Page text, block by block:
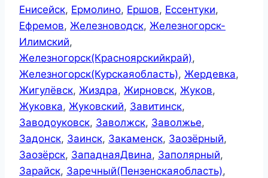
Енисейск, Ермолино, Ершов, Ессентуки,
Ефремов, Железноводск, Железногорск-
Илимский,
Железногорск(Красноярскийкрай),
Железногорск(Курскаяобласть), Жердевка,
Жигулёвск, Жиздра, Жирновск, Жуков,
Жуковка, Жуковский, Завитинск,
Заводоуковск, Заволжск, Заволжье,
Задонск, Заинск, Закаменск, Заозёрный,
Заозёрск, ЗападнаяДвина, Заполярный,
Зарайск, Заречный(Пензенскаяобласть),